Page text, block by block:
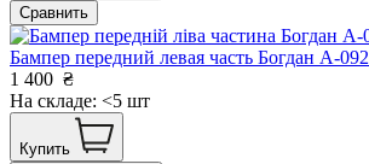
Сравнить
Бампер передний левая часть Богдан А-
1 400 ₴
На складе: <5 шт
Купить